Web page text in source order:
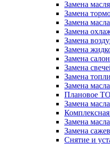
Замена
Замена
Замена
Замена
Замена
Замена
Замена
Замена
Замена
Замена
Плановое
Замена
Замена
Замена
Снятие и